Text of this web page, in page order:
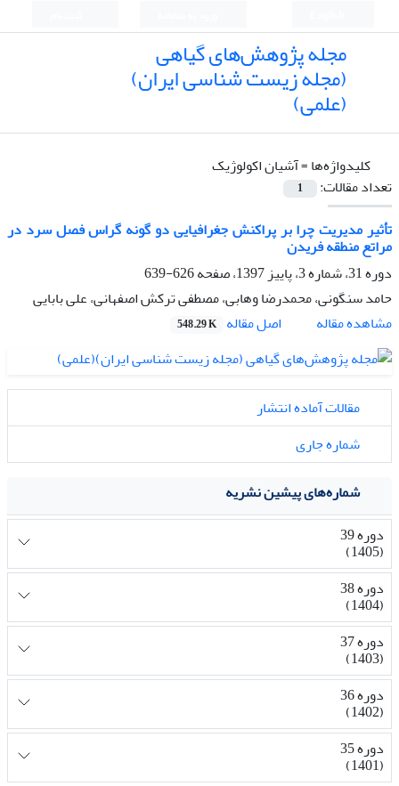
مجله پژوهش‌های گیاهی
(مجله زیست شناسی ایران)
(علمی)
کلیدواژه‌ها =آشیان اکولوژیک
تعداد مقالات:
1
تأثیر مدیریت چرا بر پراکنش جغرافیایی دو گونه گراس فصل سرد در
مراتع منطقه فریدن
دوره 31، شماره 3، پاییز 1397، صفحه
626-639
حامد سنگونی، محمدرضا وهابی، مصطفی ترکش اصفهانی، علی بابایی
مشاهده مقاله
اصل مقاله 548.29 K
مقالات آماده انتشار
شماره جاری
شماره‌های پیشین نشریه
دوره 39
(1405)
دوره 38
(1404)
دوره 37
(1403)
دوره 36
(1402)
دوره 35
(1401)